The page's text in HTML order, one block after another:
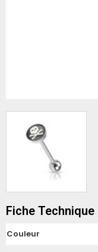
Fiche Technique
Couleur